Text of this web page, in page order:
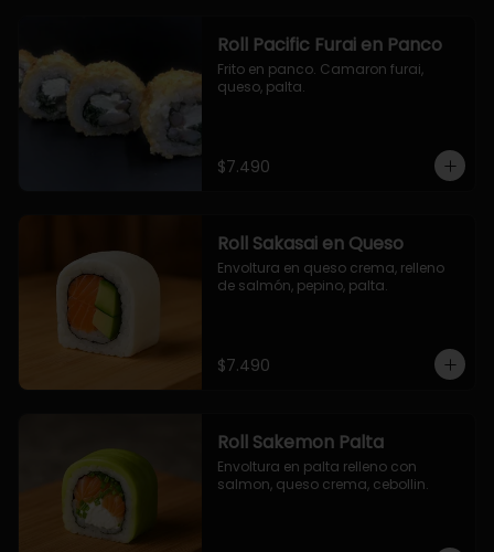
Roll Pacific Furai en Panco
Frito en panco. Camaron furai,
queso, palta.
$7.490
Roll Sakasai en Queso
Envoltura en queso crema, relleno
de salmón, pepino, palta.
$7.490
Roll Sakemon Palta
Envoltura en palta relleno con
salmon, queso crema, cebollin.